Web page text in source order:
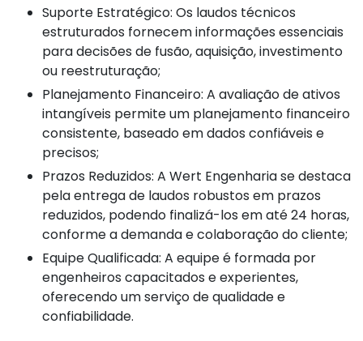
Suporte Estratégico: Os laudos técnicos
estruturados fornecem informações essenciais
para decisões de fusão, aquisição, investimento
ou reestruturação;
Planejamento Financeiro: A avaliação de ativos
intangíveis permite um planejamento financeiro
consistente, baseado em dados confiáveis e
precisos;
Prazos Reduzidos: A Wert Engenharia se destaca
pela entrega de laudos robustos em prazos
reduzidos, podendo finalizá-los em até 24 horas,
conforme a demanda e colaboração do cliente;
Equipe Qualificada: A equipe é formada por
engenheiros capacitados e experientes,
oferecendo um serviço de qualidade e
confiabilidade.